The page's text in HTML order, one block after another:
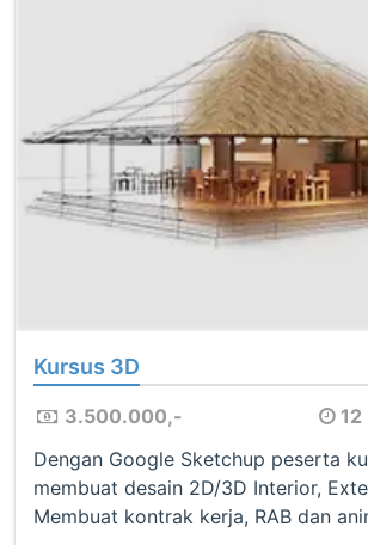
Kursus 3D
3.500.000,-
12
Dengan Google Sketchup peserta
membuat desain 2D/3D Interior,
Membuat kontrak kerja, RAB dan